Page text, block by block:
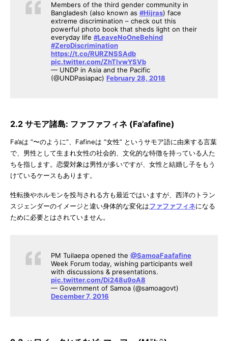
Members of the third gender community in
Bangladesh (also known as #Hijras) face
extreme discrimination – check out this
powerful photo book that sheds light on their
everyday life #LeaveNoOneBehind
#ZeroDiscrimination
https://t.co/RURZNSSAdb
pic.twitter.com/ZhTlvwYSVb
— UNDP in Asia and the Pacific
(@UNDPasiapac) February 28, 2018
2.2 サモア諸島: ファファフィネ (Fa’afafine)
Fa’aは ”〜のように”、Fafineは ”女性” というサモア語に由来する言葉
で、男性として生まれ女性の社会的、文化的な特徴を持っている人た
ちを指します。恋愛対象は男性が多いですが、女性と結婚し子をもう
けているケースもあります。
性転換やホルモンを投与される方も最近ではいますが、西洋のトラン
スジェンダーのイメージと違い身体的な変化はファファフィネになる
ために必要とはされていません。
PM Tuilaepa opened the @SamoaFaafafine
Week Forum today, wishing participants well
with discussions & presentations.
pic.twitter.com/Di248u9oA8
— Government of Samoa (@samoagovt)
December 7, 2016